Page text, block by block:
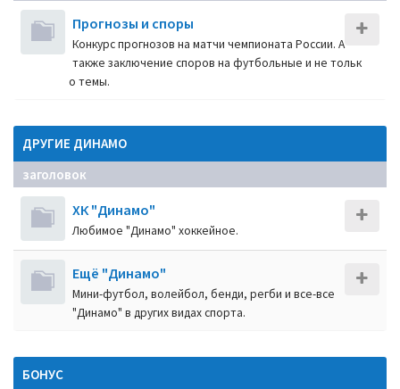
Прогнозы и споры
Конкурс прогнозов на матчи чемпионата России. А
также заключение споров на футбольные и не тольк
о темы.
ДРУГИЕ ДИНАМО
заголовок
ХК "Динамо"
Любимое "Динамо" хоккейное.
Ещё "Динамо"
Мини-футбол, волейбол, бенди, регби и все-все
"Динамо" в других видах спорта.
БОНУС